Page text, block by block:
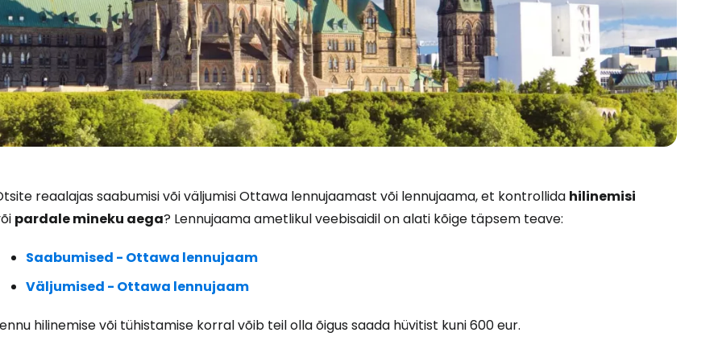
reaalajas saabumisi või väljumisi Ottawa lennujaamast või lennujaama, et kontrollida hilinemisi
pardale mineku aega? Lennujaama ametlikul veebisaidil on alati kõige täpsem teave:
Saabumised - Ottawa lennujaam
Väljumised - Ottawa lennujaam
hilinemise või tühistamise korral võib teil olla õigus saada hüvitist kuni 600 eur.